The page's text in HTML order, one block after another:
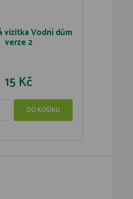
vizitka Vodní dům
verze 2
15 Kč
DO KOŠÍKU